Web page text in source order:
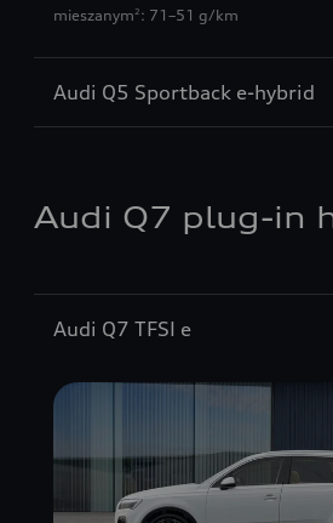
mieszanym2 : 71–51 g/km
Audi Q5 Sportback e-hybrid
Audi Q7 plug-in
Audi Q7 TFSI e